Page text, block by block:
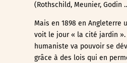
(Rothschild, Meunier, Godin
Mais en 1898 en Angleterre
voit le jour « la cité jardin
humaniste va pouvoir se
grâce à des lois qui en